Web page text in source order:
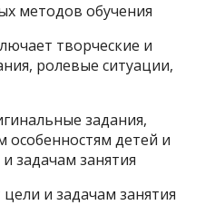
методов обучения
творческие и
ролевые ситуации,
задания,
особенностям детей и
задачам занятия
и задачам занятия